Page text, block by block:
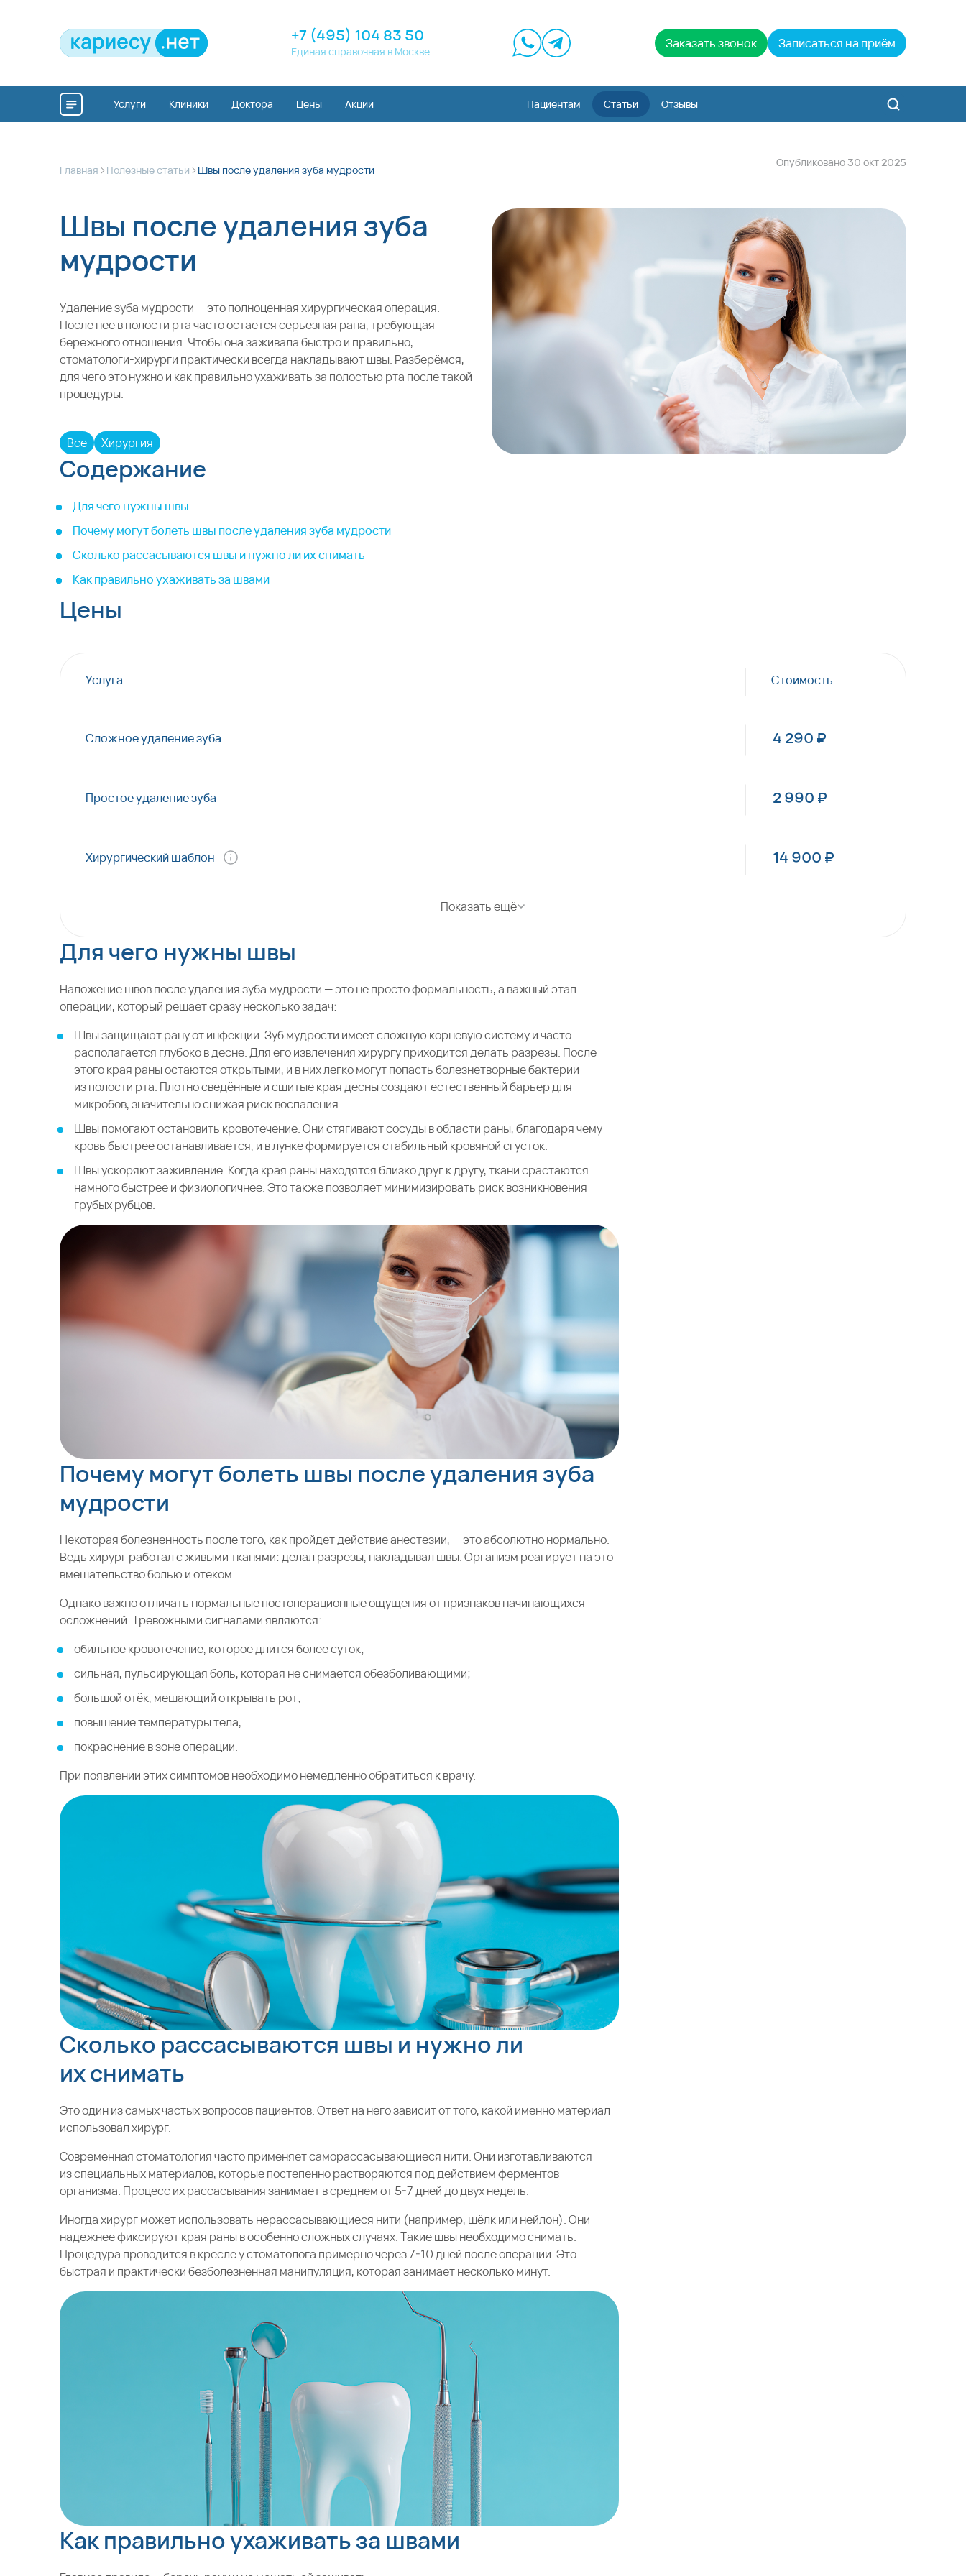
+7 (495) 104 83 50
Единая справочная в Москве
Заказать звонок Записаться на приём
Услуги Клиники Доктора Цены Акции Пациентам Статьи Отзывы
Главная > Полезные статьи > Швы после удаления зуба мудрости
Опубликовано30 окт 2025
Швы после удаления зуба
мудрости
Удаление зуба мудрости — это полноценная хирургическая операция.
После неё в полости рта часто остаётся серьёзная рана, требующая
бережного отношения. Чтобы она заживала быстро и правильно,
стоматологи-хирурги практически всегда накладывают швы. Разберёмся,
для чего это нужно и как правильно ухаживать за полостью рта после такой
процедуры.
Все Хирургия
Содержание
Для чего нужны швы
Почему могут болеть швы после удаления зуба мудрости
Сколько рассасываются швы и нужно ли их снимать
Как правильно ухаживать за швами
Цены
Услуга Стоимость
Сложное удаление зуба 4 290 ₽
Простое удаление зуба 2 990 ₽
Хирургический шаблон 14 900 ₽
Показать ещё
Для чего нужны швы
Наложение швов после удаления зуба мудрости — это не просто формальность, а важный этап
операции, который решает сразу несколько задач:
Швы защищают рану от инфекции. Зуб мудрости имеет сложную корневую систему и часто
располагается глубоко в десне. Для его извлечения хирургу приходится делать разрезы. После
этого края раны остаются открытыми, и в них легко могут попасть болезнетворные бактерии
из полости рта. Плотно сведённые и сшитые края десны создают естественный барьер для
микробов, значительно снижая риск воспаления.
Швы помогают остановить кровотечение. Они стягивают сосуды в области раны, благодаря чему
кровь быстрее останавливается, и в лунке формируется стабильный кровяной сгусток.
Швы ускоряют заживление. Когда края раны находятся близко друг к другу, ткани срастаются
намного быстрее и физиологичнее. Это также позволяет минимизировать риск возникновения
грубых рубцов.
Почему могут болеть швы после удаления зуба
мудрости
Некоторая болезненность после того, как пройдет действие анестезии, — это абсолютно нормально.
Ведь хирург работал с живыми тканями: делал разрезы, накладывал швы. Организм реагирует на это
вмешательство болью и отёком.
Однако важно отличать нормальные постоперационные ощущения от признаков начинающихся
осложнений. Тревожными сигналами являются:
обильное кровотечение, которое длится более суток;
сильная, пульсирующая боль, которая не снимается обезболивающими;
большой отёк, мешающий открывать рот;
повышение температуры тела,
покраснение в зоне операции.
При появлении этих симптомов необходимо немедленно обратиться к врачу.
Сколько рассасываются швы и нужно ли
их снимать
Это один из самых частых вопросов пациентов. Ответ на него зависит от того, какой именно материал
использовал хирург.
Современная стоматология часто применяет саморассасывающиеся нити. Они изготавливаются
из специальных материалов, которые постепенно растворяются под действием ферментов
организма. Процесс их рассасывания занимает в среднем от 5-7 дней до двух недель.
Иногда хирург может использовать нерассасывающиеся нити (например, шёлк или нейлон). Они
надежнее фиксируют края раны в особенно сложных случаях. Такие швы необходимо снимать.
Процедура проводится в кресле у стоматолога примерно через 7-10 дней после операции. Это
быстрая и практически безболезненная манипуляция, которая занимает несколько минут.
Как правильно ухаживать за швами